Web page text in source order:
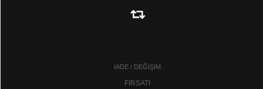
İADE / DEĞİŞİM
FIRSATI